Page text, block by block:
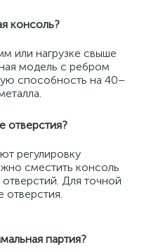
консоль?
или нагрузке свыше
модель с ребром
способность на 40–
отверстия?
регулировку
сместить консоль
Для точной
отверстия.
партия?